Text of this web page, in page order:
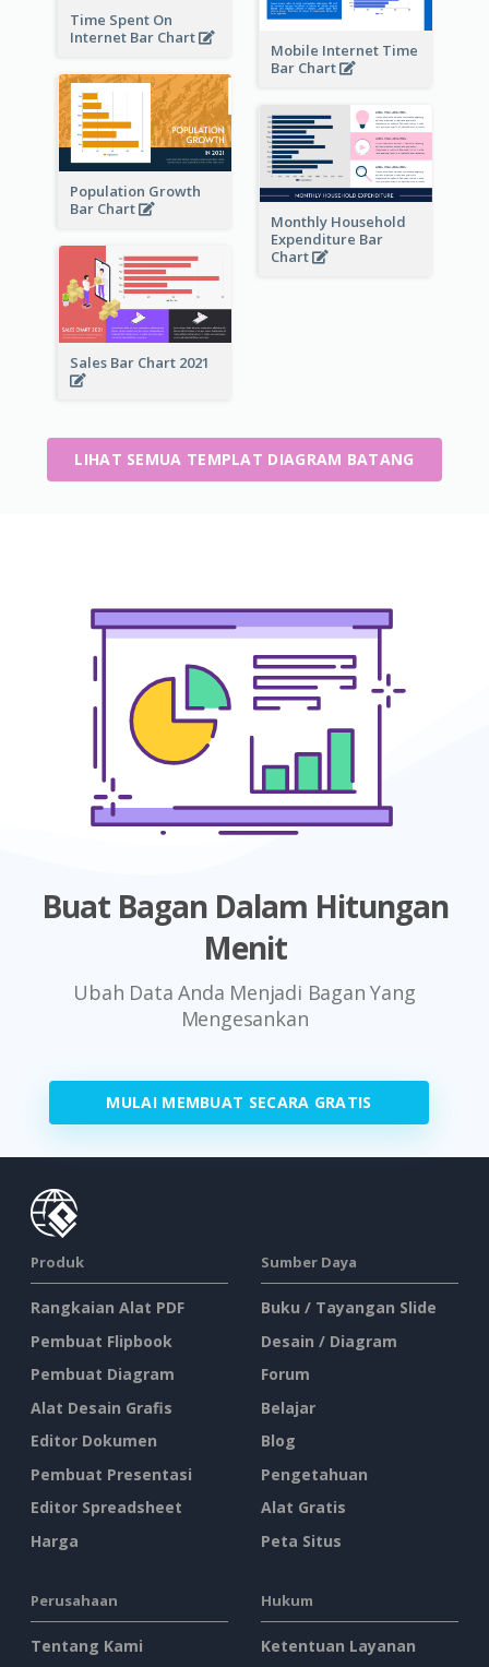
Time Spent On
Internet Bar Chart
Mobile Internet Time
Bar Chart
Population Growth
Bar Chart
Monthly Household
Expenditure Bar
Chart
Sales Bar Chart 2021
LIHAT SEMUA TEMPLAT DIAGRAM BATANG
Buat Bagan Dalam Hitungan
Menit
Ubah Data Anda Menjadi Bagan Yang
Mengesankan
MULAI MEMBUAT SECARA GRATIS
Produk
Rangkaian Alat PDF
Pembuat Flipbook
Pembuat Diagram
Alat Desain Grafis
Editor Dokumen
Pembuat Presentasi
Editor Spreadsheet
Harga
Sumber Daya
Buku / Tayangan Slide
Desain / Diagram
Forum
Belajar
Blog
Pengetahuan
Alat Gratis
Peta Situs
Perusahaan
Tentang Kami
Hukum
Ketentuan Layanan